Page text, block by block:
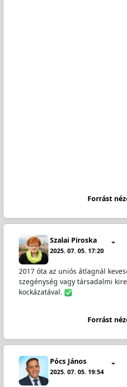
Forrást
Szalai Piroska
2025. 07. 05. 17:20
2017 óta az uniós átlagnál
szegénység vagy társadalmi
kockázatával.
Forrást
Pócs János
2025. 07. 05. 19:54